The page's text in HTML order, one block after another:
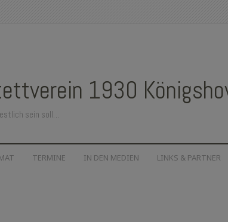
1930
sein soll…
TERMINE IN DEN MEDIEN LINKS & PARTNER